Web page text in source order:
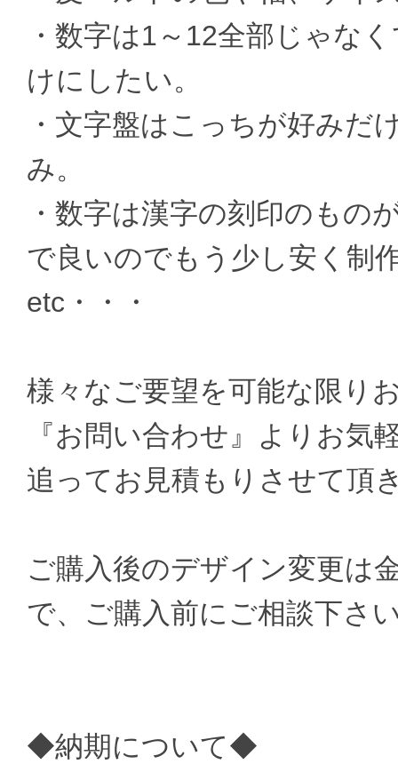
・数字は1～12全部じゃな
けにしたい。
・文字盤はこっちが好みだ
み。
・数字は漢字の刻印のもの
で良いのでもう少し安く制
etc・・・
様々なご要望を可能な限り
『お問い合わせ』よりお気
追ってお見積もりさせて頂
ご購入後のデザイン変更は
で、ご購入前にご相談下さ
◆納期について◆